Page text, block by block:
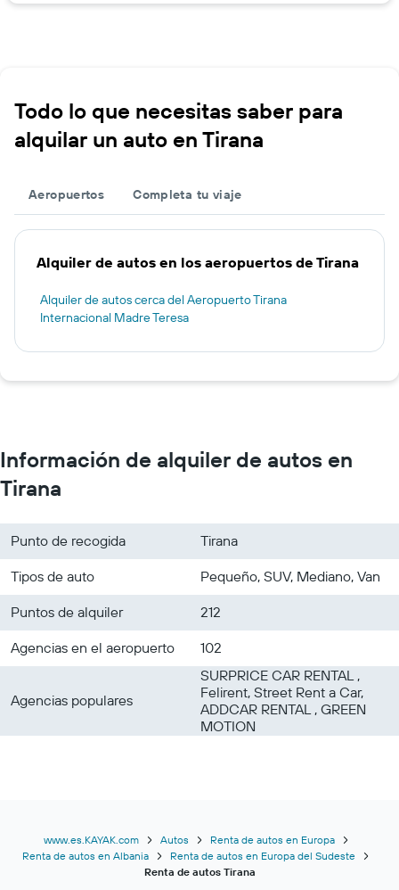
Todo lo que necesitas saber para
alquilar un auto en Tirana
Aeropuertos Completa tu viaje
Alquiler de autos en los aeropuertos de Tirana
Alquiler de autos cerca del Aeropuerto Tirana
Internacional Madre Teresa
Información de alquiler de autos en
Tirana
Punto de recogida
Tirana
Tipos de auto
Pequeño, SUV, Mediano, Van
Puntos de alquiler
212
Agencias en el aeropuerto
102
Agencias populares
SURPRICE CAR RENTAL ,
Felirent, Street Rent a Car,
ADDCAR RENTAL , GREEN
MOTION
www.es.KAYAK.com Autos
Renta de autos en Europa
Renta de autos en Albania
Renta de autos en Europa del Sudeste
Renta de autos Tirana